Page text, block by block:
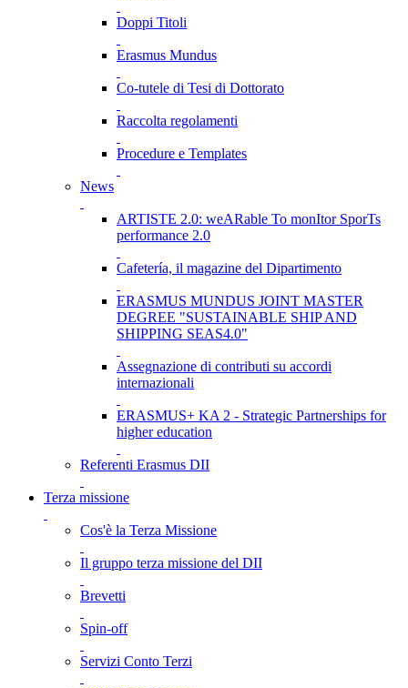
Doppi Titoli
Erasmus Mundus
Co-tutele di Tesi di Dottorato
Raccolta regolamenti
Procedure e Templates
News
ARTISTE 2.0: weARable To monItor SporTs
performance 2.0
Cafetería, il magazine del Dipartimento
ERASMUS MUNDUS JOINT MASTER
DEGREE "SUSTAINABLE SHIP AND
SHIPPING SEAS4.0"
Assegnazione di contributi su accordi
internazionali
ERASMUS+ KA 2 - Strategic Partnerships for
higher education
Referenti Erasmus DII
Terza missione
Cos'è la Terza Missione
Il gruppo terza missione del DII
Brevetti
Spin-off
Servizi Conto Terzi